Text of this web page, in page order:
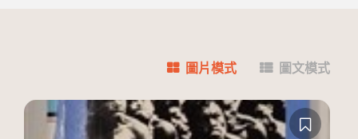
圖片模式 圖文模式